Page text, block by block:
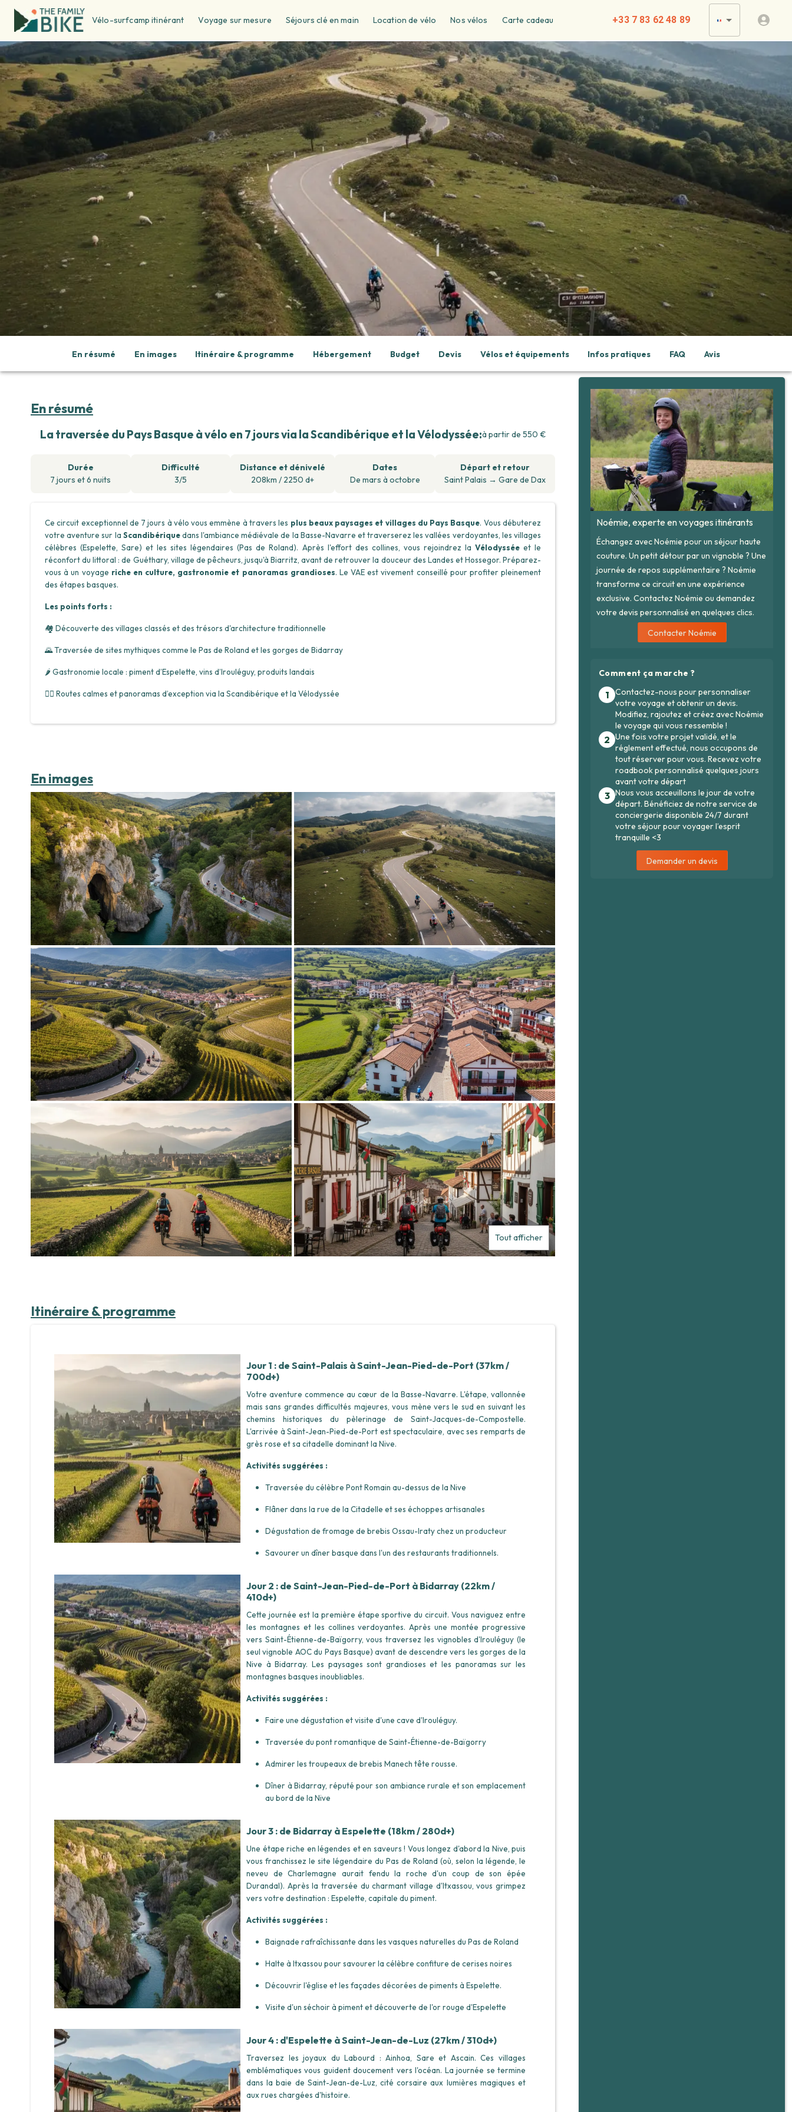
Vélo-surfcamp itinérant Voyage sur mesure Séjours clé en main Location de vélo Nos vélos Carte cadeau +33 7 83 62 48 89
En résumé En images Itinéraire & programme Hébergement Budget Devis Vélos et équipements Infos pratiques FAQ Avis
En résumé
La traversée du Pays Basque à vélo en 7 jours via la Scandibérique et la Vélodyssée:à partir de 550 €
Durée
7 jours et6 nuits
Difficulté
3/5
Distance et dénivelé
208km / 2250 d+
Dates
De mars à octobre
Départ et retour
Saint Palais →Gare de Dax
Ce circuit exceptionnel de 7 jours à vélo vous emmène à travers les plus beaux paysages et villages du Pays Basque. Vous débuterez
votre aventure sur la Scandibériquedans l'ambiance médiévale de la Basse-Navarre et traverserez les vallées verdoyantes, les villages
célèbres (Espelette, Sare) et les sites légendaires (Pas de Roland). Après l'effort des collines, vous rejoindrez la Vélodyssée et le
réconfort du littoral : de Guéthary, village de pêcheurs, jusqu'à Biarritz, avant de retrouver la douceur des Landes et Hossegor. Préparez-
vous à un voyage riche en culture, gastronomie et panoramas grandioses. Le VAE est vivement conseillé pour profiter pleinement
des étapes basques.
Les points forts :
🏘️ Découverte des villages classés et des trésors d'architecture traditionnelle
🌄 Traversée de sites mythiques comme le Pas de Roland et les gorges de Bidarray
🌶️ Gastronomie locale : piment d’Espelette, vins d’Irouléguy, produits landais
🚴‍♂️ Routes calmes et panoramas d’exception via la Scandibérique et la Vélodyssée
En images
Tout afficher
Itinéraire & programme
Jour 1 : de Saint-Palais à Saint-Jean-Pied-de-Port (37km /
700d+)
Votre aventure commence au cœur de la Basse-Navarre. L'étape, vallonnée
mais sans grandes difficultés majeures, vous mène vers le sud en suivant les
chemins historiques du pèlerinage de Saint-Jacques-de-Compostelle.
L'arrivée à Saint-Jean-Pied-de-Port est spectaculaire, avec ses remparts de
grès rose et sa citadelle dominant la Nive.
Activités suggérées :
Traversée du célèbre Pont Romain au-dessus de la Nive
Flâner dans la rue de la Citadelle et ses échoppes artisanales
Dégustation de fromage de brebis Ossau-Iraty chez un producteur
Savourer un dîner basque dans l'un des restaurants traditionnels.
Jour 2 : de Saint-Jean-Pied-de-Port à Bidarray (22km /
410d+)
Cette journée est la première étape sportive du circuit. Vous naviguez entre
les montagnes et les collines verdoyantes. Après une montée progressive
vers Saint-Étienne-de-Baïgorry, vous traversez les vignobles d'Irouléguy (le
seul vignoble AOC du Pays Basque) avant de descendre vers les gorges de la
Nive à Bidarray. Les paysages sont grandioses et les panoramas sur les
montagnes basques inoubliables.
Activités suggérées :
Faire une dégustation et visite d'une cave d'Irouléguy.
Traversée du pont romantique de Saint-Étienne-de-Baïgorry
Admirer les troupeaux de brebis Manech tête rousse.
Dîner à Bidarray, réputé pour son ambiance rurale et son emplacement
au bord de la Nive
Jour 3 : de Bidarray à Espelette (18km / 280d+)
Une étape riche en légendes et en saveurs ! Vous longez d'abord la Nive, puis
vous franchissez le site légendaire du Pas de Roland (où, selon la légende, le
neveu de Charlemagne aurait fendu la roche d'un coup de son épée
Durandal). Après la traversée du charmant village d'Itxassou, vous grimpez
vers votre destination : Espelette, capitale du piment.
Activités suggérées :
Baignade rafraîchissante dans les vasques naturelles du Pas de Roland
Halte à Itxassou pour savourer la célèbre confiture de cerises noires
Découvrir l'église et les façades décorées de piments à Espelette.
Visite d'un séchoir à piment et découverte de l'or rouge d'Espelette
Jour 4 : d'Espelette à Saint-Jean-de-Luz (27km / 310d+)
Traversez les joyaux du Labourd : Ainhoa, Sare et Ascain. Ces villages
emblématiques vous guident doucement vers l'océan. La journée se termine
dans la baie de Saint-Jean-de-Luz, cité corsaire aux lumières magiques et
aux rues chargées d'histoire.
Noémie, experte en voyages itinérants
Échangez avec Noémie pour un séjour haute
couture. Un petit détour par un vignoble ? Une
journée de repos supplémentaire ? Noémie
transforme ce circuit en une expérience
exclusive. Contactez Noémie ou demandez
votre devis personnalisé en quelques clics.
Contacter Noémie
Comment ça marche ?
1
Contactez-nous pour personnaliser
votre voyage et obtenir un devis.
Modifiez, rajoutez et créez avec Noémie
le voyage qui vous ressemble !
2 Une fois votre projet validé, et le
réglement effectué, nous occupons de
tout réserver pour vous. Recevez votre
roadbook personnalisé quelques jours
avant votre départ
3 Nous vous acceuillons le jour de votre
départ. Bénéficiez de notre service de
conciergerie disponible 24/7 durant
votre séjour pour voyager l’esprit
tranquille <3
Demander un devis